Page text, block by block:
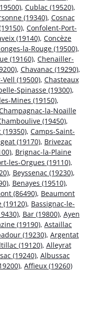
, Cublac (19520),
(19340), Cosnac
, Confolent-Port-
(19140), Concèze
la-Rouge (19500),
(19160), Chenailler-
, Chavanac (19290),
(19500), Chasteaux
Spinasse (19300),
Mines (19150),
la-Noaille
(19450),
, Camps-Saint-
(19170), Brivezac
, Brignac-la-Plaine
les-Orgues (19110),
, Beyssenac (19230),
, Benayes (19510),
(86490), Beaumont
, Bassignac-le-
, Bar (19800), Ayen
(19190), Astaillac
(19230), Argentat
(19120), Alleyrat
(19240), Albussac
, Affieux (19260)